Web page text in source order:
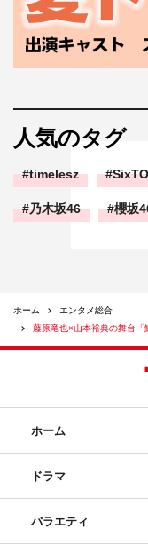
人気のタグ
timelesz
乃木坂46 櫻坂
ホーム
エンタメ総合
藤原竜也×山本裕典の舞台
ホーム
ドラマ
バラエティ